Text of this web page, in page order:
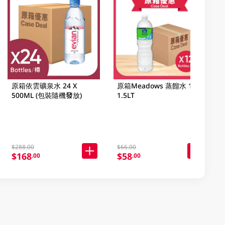
原箱依雲礦泉水 24 X
500ML (包裝隨機發放)
$288.00
$168.00
原箱Meadows 蒸餾水 12 X
1.5LT
$66.00
$58.00